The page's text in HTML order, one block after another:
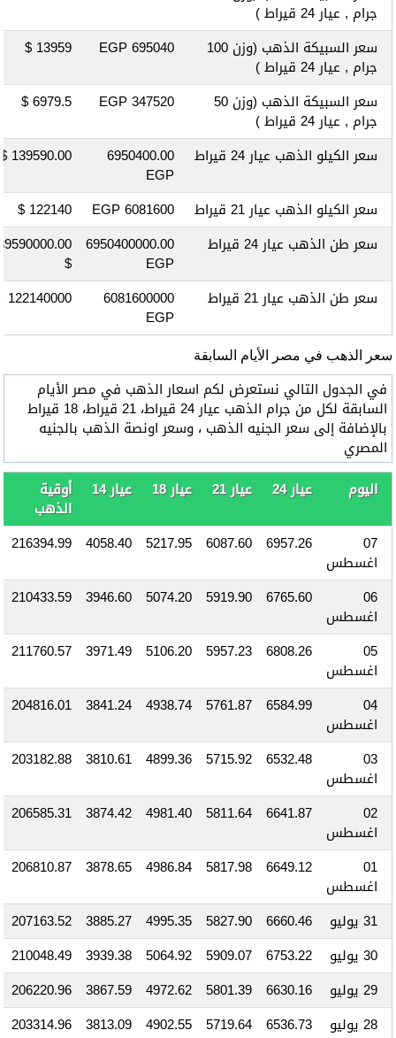
جرام , عيار 24 قيراط )
سعر السبيكة الذهب (وزن 100
جرام , عيار 24 قيراط )
695040 EGP
13959 $
سعر السبيكة الذهب (وزن 50
جرام , عيار 24 قيراط )
347520 EGP
6979.5 $
سعر الكيلو الذهب عيار 24 قيراط 6950400.00
EGP
139590.00 $
سعر الكيلو الذهب عيار 21 قيراط 6081600 EGP
122140 $
سعر طن الذهب عيار 24 قيراط
6950400000.00
EGP
$
سعر طن الذهب عيار 21 قيراط
6081600000
EGP
122140000 $
سعر الذهب في مصر الأيام السابقة
في الجدول التالي نستعرض لكم اسعار الذهب في مصر الأيام
السابقة لكل من جرام الذهب عيار 24 قيراط، 21 قيراط، 18 قيراط
بالإضافة إلى سعر الجنيه الذهب ، وسعر اونصة الذهب بالجنيه
المصري
اليوم
عيار 24 عيار 21 عيار 18 عيار 14 أوقية
الذهب
07
اغسطس
6957.26
6087.60
5217.95
4058.40
216394.99
06
اغسطس
6765.60
5919.90
5074.20
3946.60
210433.59
05
اغسطس
6808.26
5957.23
5106.20
3971.49
211760.57
04
اغسطس
6584.99
5761.87
4938.74
3841.24
204816.01
03
اغسطس
6532.48
5715.92
4899.36
3810.61
203182.88
02
اغسطس
6641.87
5811.64
4981.40
3874.42
206585.31
01
اغسطس
6649.12
5817.98
4986.84
3878.65
206810.87
31 يوليو 6660.46
5827.90
4995.35
3885.27
207163.52
30 يوليو
6753.22
5909.07
5064.92
3939.38
210048.49
29 يوليو
6630.16
5801.39
4972.62
3867.59
206220.96
28 يوليو
6536.73
5719.64
4902.55
3813.09
203314.96